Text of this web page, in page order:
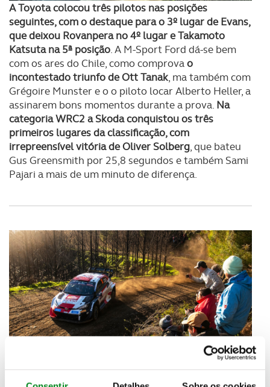
A Toyota colocou três pilotos nas posições
seguintes, com o destaque para o 3º lugar de Evans,
que deixou Rovanpera no 4º lugar e Takamoto
Katsuta na 5ª posição. A M-Sport Ford dá-se bem
com os ares do Chile, como comprovao
incontestado triunfo de Ott Tanak, ma também com
Grégoire Munster e o o piloto locar Alberto Heller, a
assinarem bons momentos durante a prova. Na
categoria WRC2 a Skoda conquistou os três
primeiros lugares da classificação, com
irrepreensível vitória de Oliver Solberg, que bateu
Gus Greensmith por 25,8 segundos e também Sami
Pajari a mais de um minuto de diferença.